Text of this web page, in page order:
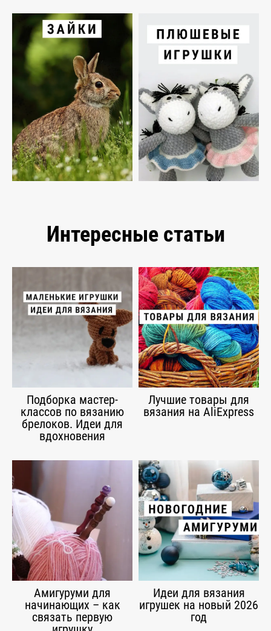
Интересные статьи
Подборка мастер-
классов по вязанию
брелоков. Идеи для
вдохновения
Лучшие товары для
вязания на AliExpress
Амигуруми для
начинающих – как
связать первую
Идеи для вязания
игрушек на новый 2026
год